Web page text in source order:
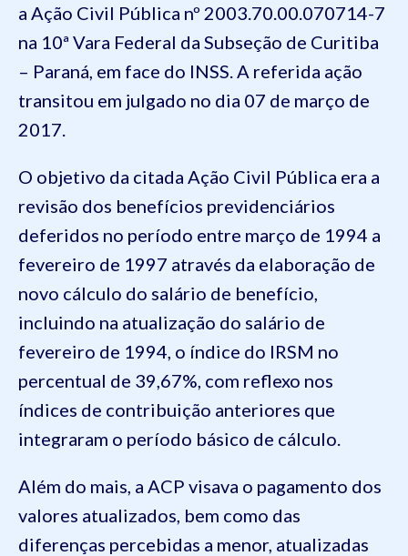
a Ação Civil Pública nº 2003.70.00.070714-7
na 10ª Vara Federal da Subseção de Curitiba
– Paraná, em face do INSS. A referida ação
transitou em julgado no dia 07 de março de
2017.
O objetivo da citada Ação Civil Pública era a
revisão dos benefícios previdenciários
deferidos no período entre março de 1994 a
fevereiro de 1997 através da elaboração de
novo cálculo do salário de benefício,
incluindo na atualização do salário de
fevereiro de 1994, o índice do IRSM no
percentual de 39,67%, com reflexo nos
índices de contribuição anteriores que
integraram o período básico de cálculo.
Além do mais, a ACP visava o pagamento dos
valores atualizados, bem como das
diferenças percebidas a menor, atualizadas